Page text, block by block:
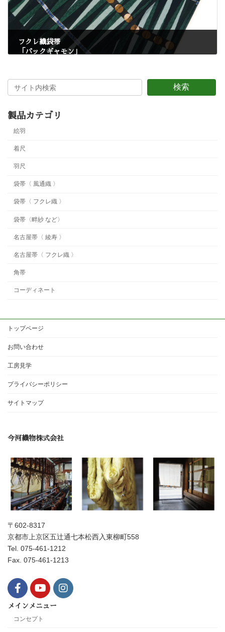
フクレ織袋帯
「バックギャモン」
検索
製品カテゴリ
絵羽
着尺
羽尺
袋帯〈 風通織 〉
袋帯〈 フクレ織 〉
袋帯〈畔紗 など〉
名古屋帯〈 綾寿 〉
名古屋帯〈 フクレ織 〉
角帯
コーディネート
トップページ
お問い合わせ
工房見学
プライバシーポリシー
サイトマップ
今河織物株式会社
〒602-8317
京都市上京区五辻通七本松西入東柳町558
Tel. 075-461-1212
Fax. 075-461-1213
メインメニュー
コンセプト